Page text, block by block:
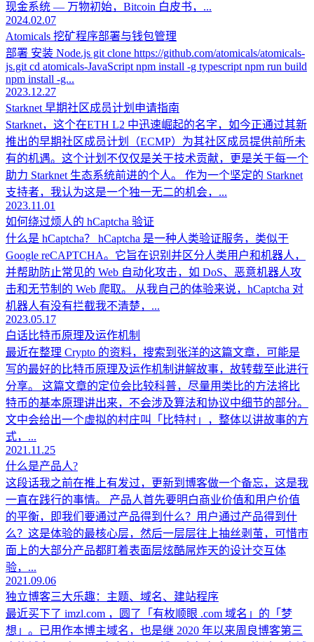
现金系统 — 万物初始，Bitcoin 白皮书，...
2024.02.07
Atomicals 挖矿程序部署与钱包管理
部署 安装 Node.js git clone https://github.com/atomicals/atomicals-
js.git cd atomicals-JavaScript npm install -g typescript npm run build
npm install -g...
2023.12.27
Starknet 早期社区成员计划申请指南
Starknet，这个在ETH L2 中迅速崛起的名字，如今正通过其新
推出的早期社区成员计划（ECMP）为其社区成员提供前所未
有的机遇。这个计划不仅仅是关于技术贡献，更是关于每一个
助力 Starknet 生态系统前进的个人。 作为一个坚定的 Starknet
支持者，我认为这是一个独一无二的机会，...
2023.11.01
如何绕过烦人的 hCaptcha 验证
什么是 hCaptcha？ hCaptcha 是一种人类验证服务，类似于
Google reCAPTCHA。它旨在识别并区分人类用户和机器人，
并帮助防止常见的 Web 自动化攻击，如 DoS、恶意机器人攻
击和无节制的 Web 爬取。 从我自己的体验来说，hCaptcha 对
机器人有没有拦截我不清楚，...
2023.05.17
白话比特币原理及运作机制
最近在整理 Crypto 的资料，搜索到张洋的这篇文章，可能是
写的最好的比特币原理及运作机制讲解故事，故转载至此进行
分享。 这篇文章的定位会比较科普，尽量用类比的方法将比
特币的基本原理讲出来，不会涉及算法和协议中细节的部分。
文中会给出一个虚拟的村庄叫「比特村」，整体以讲故事的方
式，...
2021.11.25
什么是产品人?
这段话我之前在推上有发过，更新到博客做一个备忘，这是我
一直在践行的事情。 产品人首先要明白商业价值和用户价值
的平衡，即我们要通过产品得到什么？用户通过产品得到什
么？这是体验的最核心层，然后一层层往上抽丝剥茧，可惜市
面上的大部分产品都盯着表面层炫酷屌炸天的设计交互体
验，...
2021.09.06
独立博客三大乐趣：主题、域名、建站程序
最近买下了 imzl.com ，圆了「有枚顺眼 .com 域名」的「梦
想」。已用作本博主域名，也是继 2020 年以来周良博客第三